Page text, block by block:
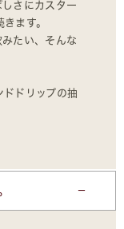
さにカスター
ます。
たい、そんな
ドリップの抽